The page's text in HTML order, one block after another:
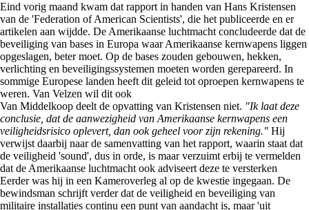
Eind vorig maand kwam dat rapport in handen van Hans Kristensen
van de 'Federation of American Scientists', die het publiceerde en er
artikelen aan wijdde. De Amerikaanse luchtmacht concludeerde dat de
beveiliging van bases in Europa waar Amerikaanse kernwapens liggen
opgeslagen, beter moet. Op de bases zouden gebouwen, hekken,
verlichting en beveiligingssystemen moeten worden gerepareerd. In
sommige Europese landen heeft dit geleid tot oproepen kernwapens te
weren. Van Velzen wil dit ook
Van Middelkoop deelt de opvatting van Kristensen niet. "Ik laat deze
conclusie, dat de aanwezigheid van Amerikaanse kernwapens een
veiligheidsrisico oplevert, dan ook geheel voor zijn rekening." Hij
verwijst daarbij naar de samenvatting van het rapport, waarin staat dat
de veiligheid 'sound', dus in orde, is maar verzuimt erbij te vermelden
dat de Amerikaanse luchtmacht ook adviseert deze te versterken
Eerder was hij in een Kameroverleg al op de kwestie ingegaan. De
bewindsman schrijft verder dat de veiligheid en beveiliging van
militaire installaties continu een punt van aandacht is, maar 'uit